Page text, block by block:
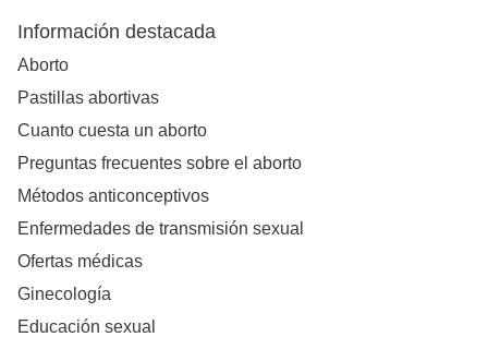
Información destacada
Aborto
Pastillas abortivas
Cuanto cuesta un aborto
Preguntas frecuentes sobre el aborto
Métodos anticonceptivos
Enfermedades de transmisión sexual
Ofertas médicas
Ginecología
Educación sexual